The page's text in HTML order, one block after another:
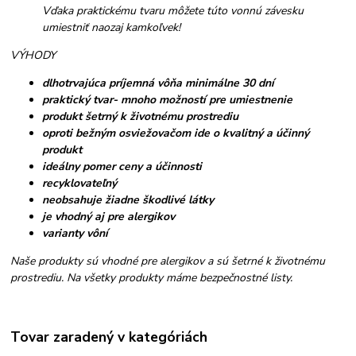
Vďaka praktickému tvaru môžete túto vonnú závesku
umiestniť naozaj kamkoľvek!
VÝHODY
dlhotrvajúca príjemná vôňa minimálne 30 dní
praktický tvar- mnoho možností pre umiestnenie
produkt šetrný k životnému prostrediu
oproti bežným osviežovačom ide o kvalitný a účinný
produkt
ideálny pomer ceny a účinnosti
recyklovateľný
neobsahuje žiadne škodlivé látky
je vhodný aj pre alergikov
varianty vôní
Naše produkty sú vhodné pre alergikov a sú šetrné k životnému
prostrediu. Na všetky produkty máme bezpečnostné listy.
Tovar zaradený v kategóriách